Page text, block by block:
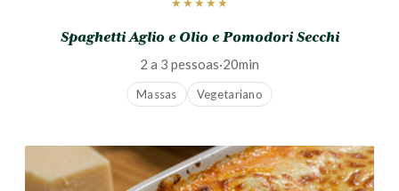
Spaghetti Aglio e Olio e Pomodori Secchi
2 a 3 pessoas·20min
Massas Vegetariano